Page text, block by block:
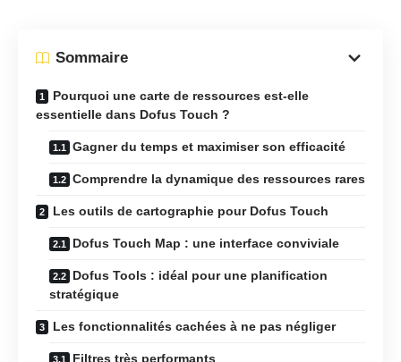
Sommaire
Pourquoi une carte de ressources est-elle
essentielle dans Dofus Touch ?
Gagner du temps et maximiser son efficacité
Comprendre la dynamique des ressources rares
Les outils de cartographie pour Dofus Touch
Dofus Touch Map : une interface conviviale
Dofus Tools : idéal pour une planification
stratégique
Les fonctionnalités cachées à ne pas négliger
Filtres très performants